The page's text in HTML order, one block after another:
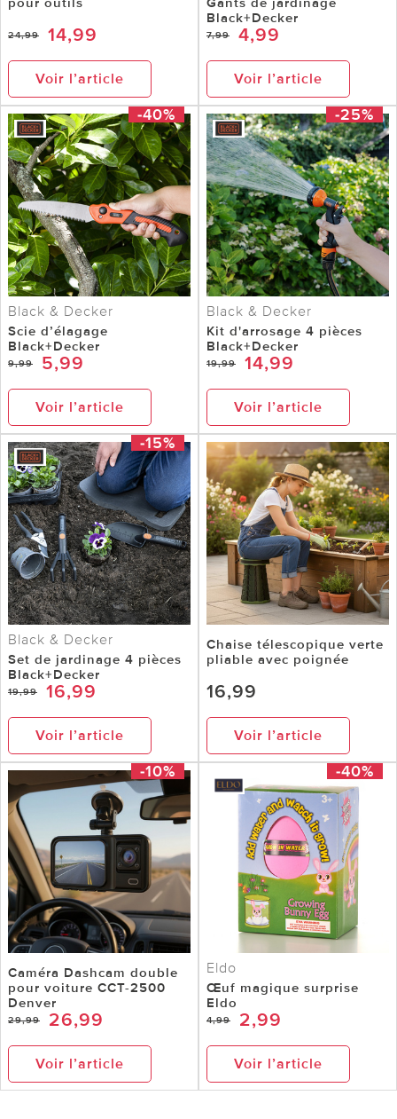
24,99 14,99
Voir l’article
Black+Decker
7,99 4,99
Voir l’article
-40%
Black & Decker
Scie d’élagage
Black+Decker
9,99 5,99
Voir l’article
-25%
Black & Decker
Kit d'arrosage 4 pièces
Black+Decker
19,99 14,99
Voir l’article
-15%
Black & Decker
Set de jardinage 4 pièces
Black+Decker
19,99 16,99
Voir l’article
Chaise télescopique verte
pliable avec poignée
16,99
Voir l’article
-10%
Caméra Dashcam double
pour voiture CCT-2500
Denver
29,99 26,99
Voir l’article
-40%
Eldo
Œuf magique surprise
Eldo
4,99 2,99
Voir l’article